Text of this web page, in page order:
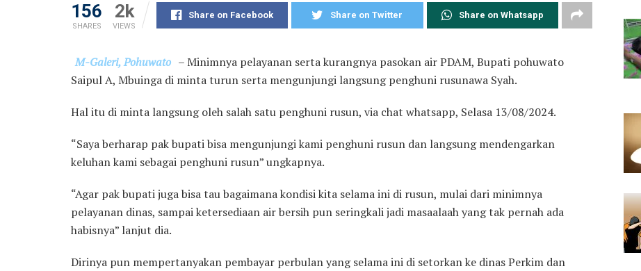
156
SHARES
2k
VIEWS
Share on Facebook Share on Twitter Share on Whatsapp
M-Galeri, Pohuwato – Minimnya pelayanan serta kurangnya pasokan air PDAM, Bupati pohuwato
Saipul A, Mbuinga di minta turun serta mengunjungi langsung penghuni rusunawa Syah.
Hal itu di minta langsung oleh salah satu penghuni rusun, via chat whatsapp, Selasa 13/08/2024.
“Saya berharap pak bupati bisa mengunjungi kami penghuni rusun dan langsung mendengarkan
keluhan kami sebagai penghuni rusun” ungkapnya.
“Agar pak bupati juga bisa tau bagaimana kondisi kita selama ini di rusun, mulai dari minimnya
pelayanan dinas, sampai ketersediaan air bersih pun seringkali jadi masaalaah yang tak pernah ada
habisnya” lanjut dia.
Dirinya pun mempertanyakan pembayar perbulan yang selama ini di setorkan ke dinas Perkim dan